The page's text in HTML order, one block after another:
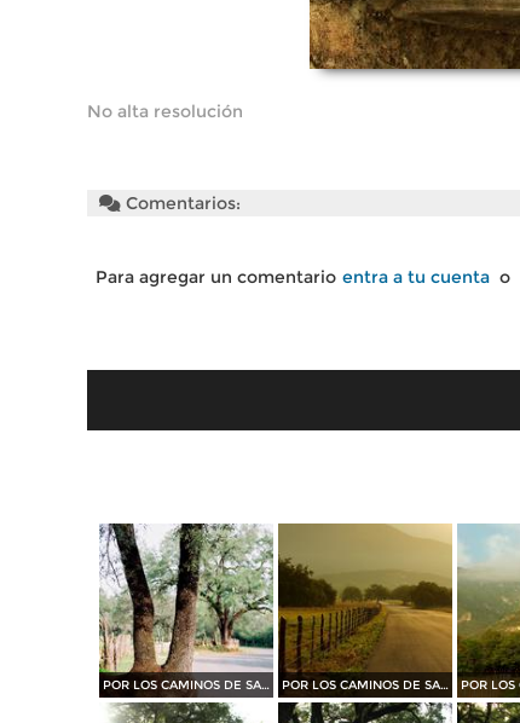
No alta resolución
Comentarios:
Para agregar un comentario entra a tu cuenta o
POR LOS CAMINOS DE SANTIAGO POR LOS CAMINOS DE SANTIAGO